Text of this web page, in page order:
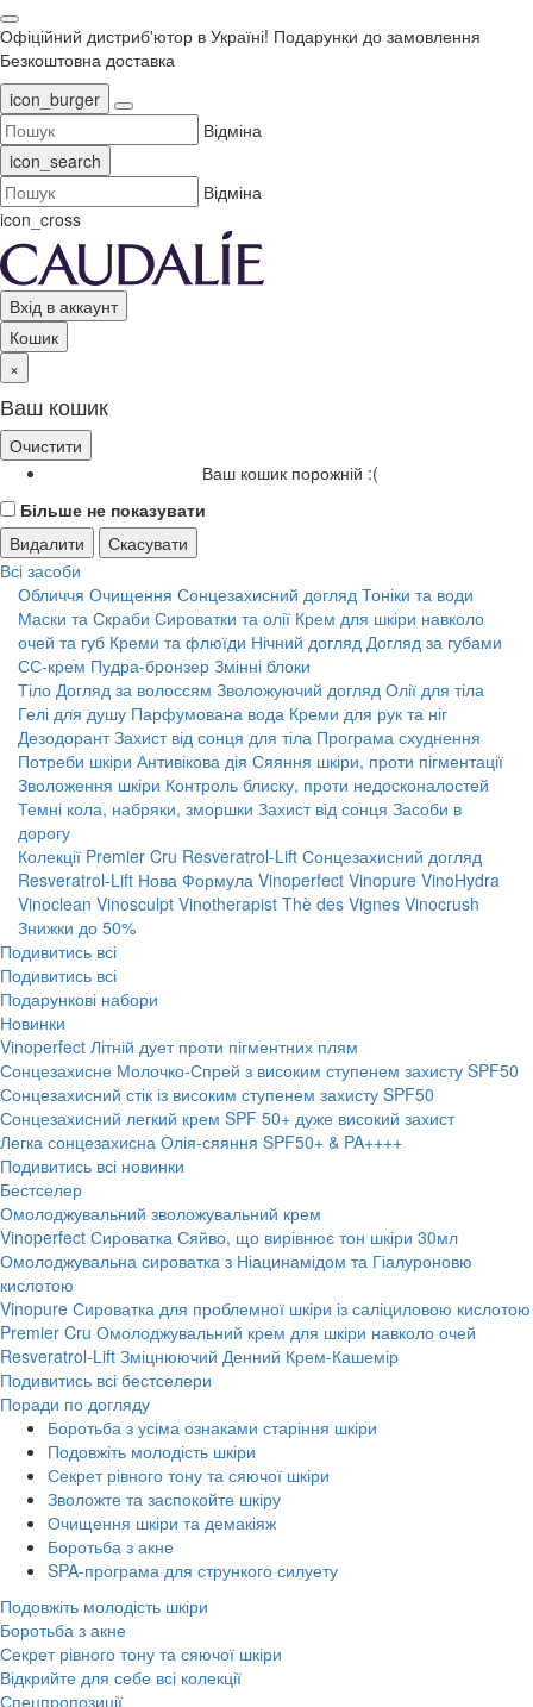
Офіційний дистриб'ютор в Україні! Подарунки до замовлення
Безкоштовна доставка
icon_burger
Відміна
icon_search
Відміна
icon_cross
Вхід в аккаунт
Кошик
×
Ваш кошик
Очистити
Ваш кошик порожній :(
Більше не показувати
Видалити
Скасувати
Всі засоби
Обличчя Очищення Сонцезахисний догляд Тоніки та води
Маски та Скраби Сироватки та олії Крем для шкіри навколо
очей та губ Креми та флюїди Нічний догляд Догляд за губами
СС-крем Пудра-бронзер Змінні блоки
Тіло Догляд за волоссям Зволожуючий догляд Олії для тіла
Гелі для душу Парфумована вода Креми для рук та ніг
Дезодорант Захист від сонця для тіла Програма схуднення
Потреби шкіри Антивікова дія Сяяння шкіри, проти пігментації
Зволоження шкіри Контроль блиску, проти недосконалостей
Темні кола, набряки, зморшки Захист від сонця Засоби в
дорогу
Колекції Premier Cru Resveratrol-Lift Сонцезахисний догляд
Resveratrol-Lift Нова Формула Vinoperfect Vinopure VinoHydra
Vinoclean Vinosculpt Vinotherapist Thè des Vignes Vinocrush
Знижки до 50%
Подивитись всі
Подивитись всі
Подарункові набори
Новинки
Vinoperfect Літній дует проти пігментних плям
Сонцезахисне Молочко-Спрей з високим ступенем захисту SPF50
Сонцезахисний стік із високим ступенем захисту SPF50
Сонцезахисний легкий крем SPF 50+ дуже високий захист
Легка сонцезахисна Олія-сяяння SPF50+ & PA++++
Подивитись всі новинки
Бестселер
Омолоджувальний зволожувальний крем
Vinoperfect Сироватка Сяйво, що вирівнює тон шкіри 30мл
Омолоджувальна сироватка з Ніацинамідом та Гіалуроновю
кислотою
Vinopure Сироватка для проблемної шкіри із саліциловою кислотою
Premier Cru Омолоджувальний крем для шкіри навколо очей
Resveratrol-Lift Зміцнюючий Денний Крем-Кашемір
Подивитись всі бестселери
Поради по догляду
Боротьба з усіма ознаками старіння шкіри
Подовжіть молодість шкіри
Секрет рівного тону та сяючої шкіри
Зволожте та заспокойте шкіру
Очищення шкіри та демакіяж
Боротьба з акне
SPA-програма для стрункого силуету
Подовжіть молодість шкіри
Боротьба з акне
Секрет рівного тону та сяючої шкіри
Відкрийте для себе всі колекції
Спецпропозиції